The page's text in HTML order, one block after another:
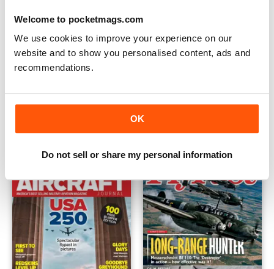
Welcome to pocketmags.com
We use cookies to improve your experience on our
website and to show you personalised content, ads and
recommendations.
OK
Do not sell or share my personal information
€83.88